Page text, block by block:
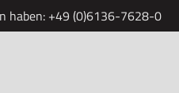
haben: +49 (0)6136-7628-0